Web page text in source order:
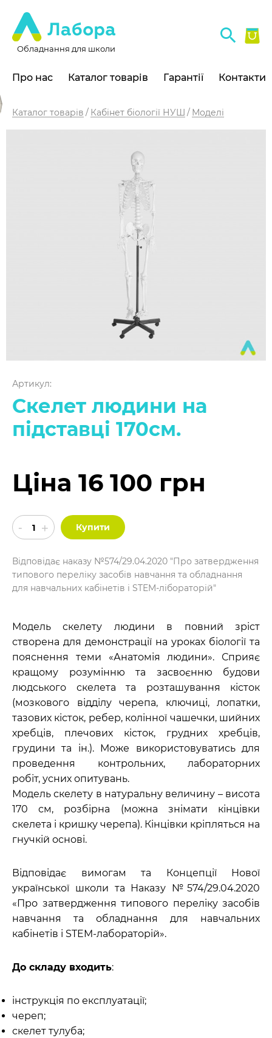
Обладнання для школи
Про нас Каталог товарів Гарантії Контакти
Каталог товарів Кабінет біології НУШ Моделі
Артикул:
Скелет людини на
підставці 170см.
Ціна 16 100 грн
Купити
Відповідає наказу №574/29.04.2020 "Про затвердження
типового переліку засобів навчання та обладнання
для навчальних кабінетів і STEM-лібораторій"
Модель скелету людини в повний зріст
створена для демонстрації на уроках біології та
пояснення теми «Анатомія людини». Сприяє
кращому розумінню та засвоєнню будови
людського скелета та розташування кісток
(мозкового відділу черепа, ключиці, лопатки,
тазових кісток, ребер, колінної чашечки, шийних
хребців, плечових кісток, грудних хребців,
грудини та ін.). Може використовуватись для
проведення контрольних, лабораторних
робіт, усних опитувань.
Модель скелету в натуральну величину – висота
170 см, розбірна (можна знімати кінцівки
скелета і кришку черепа). Кінцівки кріпляться на
гнучкій основі.
Відповідає вимогам та Концепції Нової
української школи та Наказу №574/29.04.2020
«Про затвердження типового переліку засобів
навчання та обладнання для навчальних
кабінетів і STEM-лабораторій».
До складу входить:
інструкція по експлуатації;
череп;
скелет тулуба;